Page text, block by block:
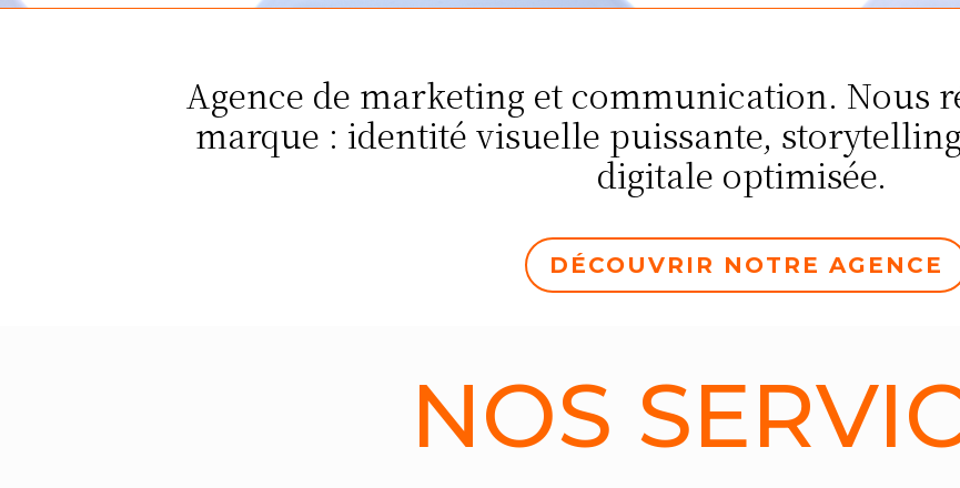
Agence de marketing et communication. Nous
marque : identité visuelle puissante,
digitale optimisée.
DÉCOUVRIR NOTRE AGENCE
NOS